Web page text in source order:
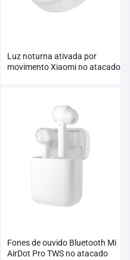
Luz noturna ativada por
movimento Xiaomi no atacado
Fones de ouvido Bluetooth Mi
AirDot Pro TWS no atacado